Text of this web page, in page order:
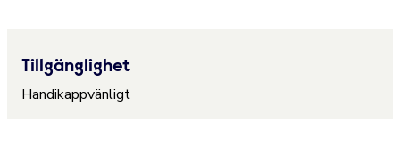
Tillgänglighet
Handikappvänligt